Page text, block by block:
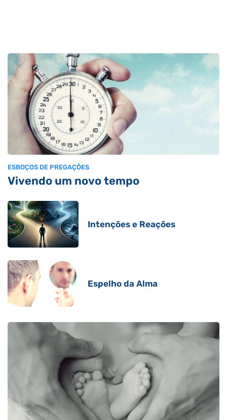
ESBOÇOS DE PREGAÇÕES
Vivendo um novo tempo
Intenções e Reações
Espelho da Alma